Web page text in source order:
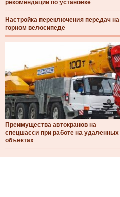
рекомендации по установке
Настройка переключения передач на
горном велосипеде
Преимущества автокранов на
спецшасси при работе на удалённых
объектах